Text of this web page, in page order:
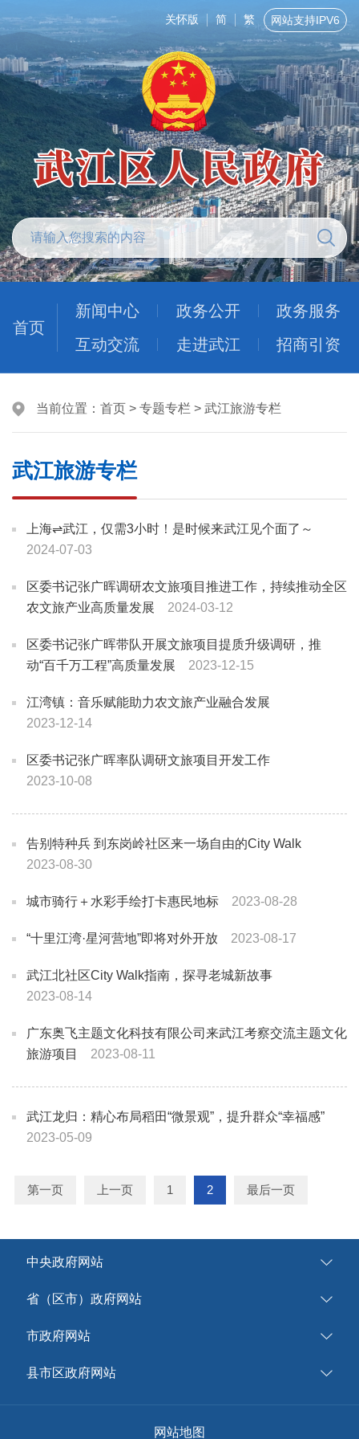
关怀版 简 繁 网站支持IPV6
首页
新闻中心 政务公开
政务服务
互动交流
走进武江 招商引资
当前位置： 首页 > 专题专栏 > 武江旅游专栏
武江旅游专栏
上海⇌武江，仅需3小时！是时候来武江见个面了～
2024-07-03
区委书记张广晖调研农文旅项目推进工作，持续推动全区
农文旅产业高质量发展
2024-03-12
区委书记张广晖带队开展文旅项目提质升级调研，推
动“百千万工程”高质量发展
2023-12-15
江湾镇：音乐赋能助力农文旅产业融合发展
2023-12-14
区委书记张广晖率队调研文旅项目开发工作
2023-10-08
告别特种兵 到东岗岭社区来一场自由的City Walk
2023-08-30
城市骑行＋水彩手绘打卡惠民地标 2023-08-28
“十里江湾·星河营地”即将对外开放 2023-08-17
武江北社区City Walk指南，探寻老城新故事
2023-08-14
广东奥飞主题文化科技有限公司来武江考察交流主题文化
旅游项目
2023-08-11
武江龙归：精心布局稻田“微景观”，提升群众“幸福感”
2023-05-09
第一页 上一页 1 2 最后一页
中央政府网站
省（区市）政府网站
市政府网站
县市区政府网站
网站地图